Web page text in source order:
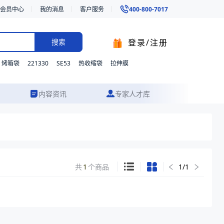
会员中心 我的消息 客户服务 400-800-7017
搜索 登录/注册
烤箱袋 221330 SE53 热收缩袋 拉伸膜
内容资讯 专家人才库
共1 个商品 1/1